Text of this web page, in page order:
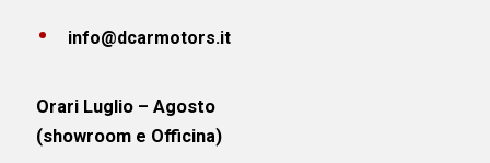
info@dcarmotors.it
Orari Luglio – Agosto
(showroom e Officina)